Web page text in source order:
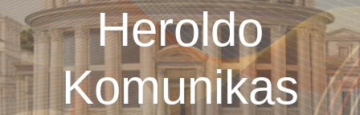
Heroldo
Komunikas